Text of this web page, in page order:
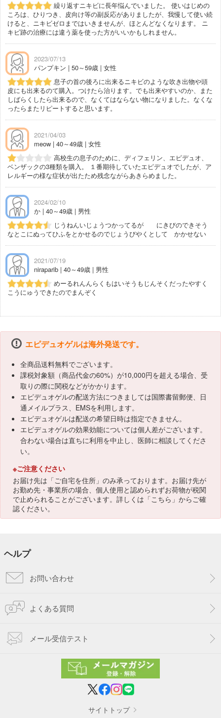
繰り返すニキビに長年悩んでいました。 使いはじめの
ころは、ひりつき、皮向け等の副反応がありましたが、我慢して使い続
けると、ニキビゼロまではいきませんが、ほとんどなくなります。 ニ
キビ跡の治療には違う薬を使った方がいいかもしれません。
2023/07/13
パンプキン | 50～59歳 | 女性
息子の首の後ろに出来るニキビのような吹き出物や頭
皮にも出来るのて購入。つけたら治ります。でも出来やすいのか、また
しばらくしたら出来るので、なくてはならない物になりました。なくな
ったらまたリピートすると思います。
2021/04/03
meow | 40～49歳 | 女性
高校生の息子のために、ディフェリン、エピデュオ、
ベンザックの3種類を購入。 １番期待していたエピデュオでしたが、ア
レルギーの様な症状が出たため残念ながらあきらめました。
2024/02/10
か | 40～49歳 | 男性
じうねんいじょうつかってるが にきびのできそう
なとこにぬってひふをとかせるのでじょうびやくとして かかせない
2021/07/19
niraparib | 40～49歳 | 男性
めーるれんんらくもはいそうもじんそくだったやすく
こうにゅうできたのでまんぞく
エピデュオゲルは海外発送です。
全商品送料無料でございます。
課税対象額（商品代金の60%）が10,000円を超える場合、受
取りの際に関税などがかかります。
エピデュオゲルの配送方法につきましては国際書留郵便、日
通メイルプラス、EMSを利用します。
エピデュオゲルは配送の希望日時は指定できません。
エピデュオゲルの効果効能については個人差がございます。
合わない場合は直ちに利用を中止し、医師に相談してくださ
い。
※ご注意ください
お届け先は「ご自宅を住所」のみ承っております。お届け先が
お勤め先・事業所の場合、個人使用と認められずお荷物が税関
で止められることがございます。詳しくは「こちら 」からご確
認ください。
ヘルプ
お問い合わせ
よくある質問
メール受信テスト
サイトトップ